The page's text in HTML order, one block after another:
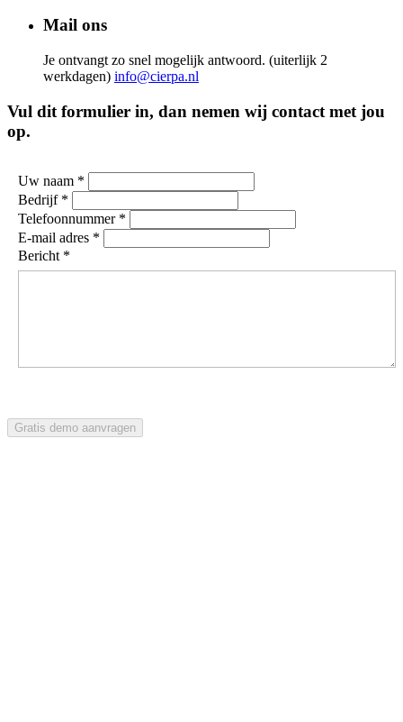
Mail ons
Je ontvangt zo snel mogelijk antwoord. (uiterlijk 2
werkdagen) info@cierpa.nl
Vul dit formulier in, dan nemen wij contact met jou
op.
Uw naam *
Bedrijf *
Telefoonnummer *
E-mail adres *
Bericht *
Gratis demo aanvragen